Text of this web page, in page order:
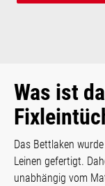
Was ist
Das Bettlaken
Leinen gefertigt.
unabhängig vom